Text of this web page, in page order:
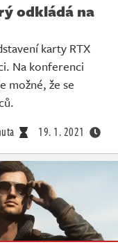
odkládá na
karty RTX
Na konferenci
možné, že se
19. 1. 2021